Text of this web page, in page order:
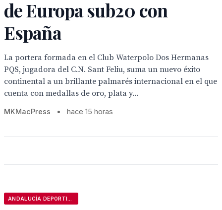
de Europa sub20 con
España
La portera formada en el Club Waterpolo Dos Hermanas
PQS, jugadora del C.N. Sant Feliu, suma un nuevo éxito
continental a un brillante palmarés internacional en el que
cuenta con medallas de oro, plata y...
MKMacPress • hace 15 horas